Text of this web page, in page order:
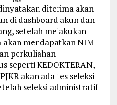
diterima akan
di dashboard akun dan
setelah melakukan
akan mendapatkan NIM
perkuliahan
seperti KEDOKTERAN,
akan ada tes seleksi
seleksi administratif